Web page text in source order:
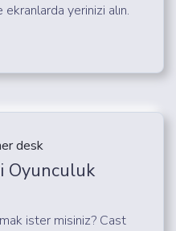
ekranlarda yerinizi alın.
Oyunculuk
ister misiniz? Cast